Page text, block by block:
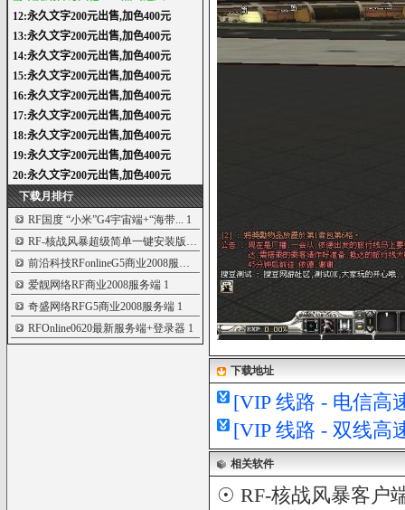
下载月排行
RF国度 “小米”G4宇宙端+“海带... 1
RF-核战风暴超级简单一键安装版+...
前沿科技RFonlineG5商业2008服务...
爱靓网络RF商业2008服务端1
奇盛网络RFG5商业2008服务端1
RFOnline0620最新服务端+登录器1
下载地址
[VIP 线路 - 电信高
[VIP 线路 - 双线高
相关软件
☉ RF-核战风暴客户